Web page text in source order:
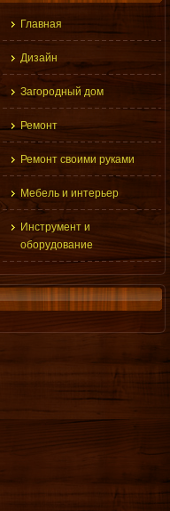
Главная
Дизайн
Загородный дом
Ремонт
Ремонт своими руками
Мебель и интерьер
Инструмент и
оборудование